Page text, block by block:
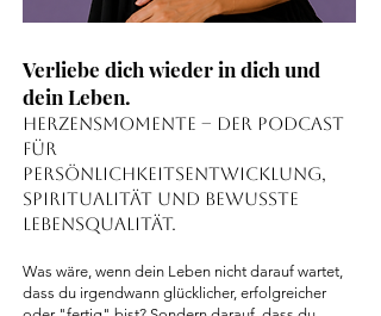
Verliebe dich wieder in dich und
dein Leben.
Herzensmomente – der Podcast
für
Persönlichkeitsentwicklung,
Spiritualität und bewusste
Lebensqualität.
Was wäre, wenn dein Leben nicht darauf wartet,
dass du irgendwann glücklicher, erfolgreicher